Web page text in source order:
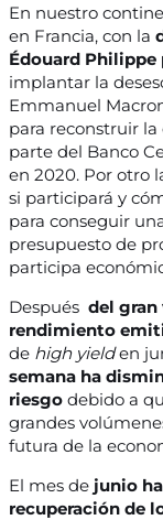
En nuestro
en Francia, con la
Édouard Philippe
implantar la
Emmanuel
para reconstruir
parte del Banco
en 2020. Por otro
si participará y
para conseguir
presupuesto de
participa
Después del gran
rendimiento
de high yielden
semana ha
riesgo debido a
grandes
futura de la
El mes de junio
recuperación de